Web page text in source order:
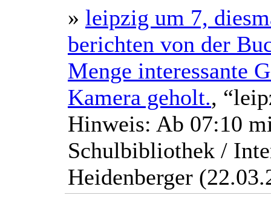
» leipzig um 7,
berichten von der
Menge interessante
Kamera geholt.,
Hinweis: Ab 07:10
Schulbibliothek /
Heidenberger